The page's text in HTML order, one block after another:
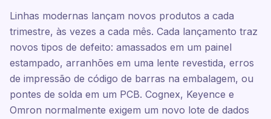
Linhas modernas lançam novos produtos a cada
trimestre, às vezes a cada mês. Cada lançamento traz
novos tipos de defeito: amassados em um painel
estampado, arranhões em uma lente revestida, erros
de impressão de código de barras na embalagem, ou
pontes de solda em um PCB. Cognex, Keyence e
Omron normalmente exigem um novo lote de dados